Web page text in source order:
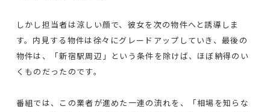
しかし担当者は涼しい顔で、彼女を次の物件へと誘導しま
す。内見する物件は徐々にグレードアップしていき、最後の
物件は、「新宿駅周辺」という条件を除けば、ほぼ納得のい
くものだったのです。
番組では、この業者が進めた一連の流れを、「相場を知らな